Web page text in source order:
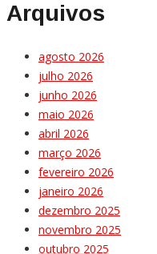
Arquivos
agosto 2026
julho 2026
junho 2026
maio 2026
abril 2026
março 2026
fevereiro 2026
janeiro 2026
dezembro 2025
novembro 2025
outubro 2025